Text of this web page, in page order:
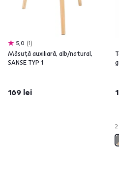
5,0 1
Măsuţă auxiliară, alb/natural,
SANSE TYP 1
169 lei